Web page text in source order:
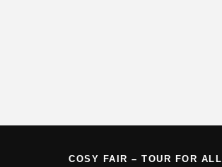
COSY FAIR – TOUR FOR ALL